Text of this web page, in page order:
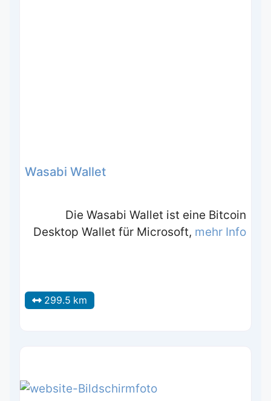
Wasabi Wallet
Die Wasabi Wallet ist eine Bitcoin
Desktop Wallet für Microsoft, mehr Info
299.5 km